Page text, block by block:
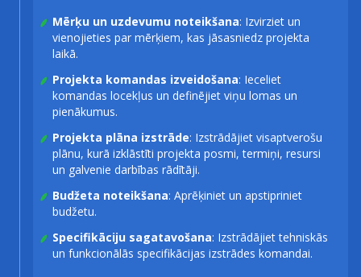
Mērķu un uzdevumu noteikšana: Izvirziet un
vienojieties par mērķiem, kas jāsasniedz projekta
laikā.
Projekta komandas izveidošana: Ieceliet
komandas locekļus un definējiet viņu lomas un
pienākumus.
Projekta plāna izstrāde: Izstrādājiet visaptverošu
plānu, kurā izklāstīti projekta posmi, termiņi, resursi
un galvenie darbības rādītāji.
Budžeta noteikšana: Aprēķiniet un apstipriniet
budžetu.
Specifikāciju sagatavošana: Izstrādājiet tehniskās
un funkcionālās specifikācijas izstrādes komandai.